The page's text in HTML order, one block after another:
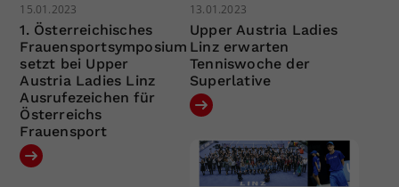
15.01.2023
1. Österreichisches
Frauensportsymposium
setzt bei Upper
Austria Ladies Linz
Ausrufezeichen für
Österreichs
Frauensport
13.01.2023
Upper Austria Ladies
Linz erwarten
Tenniswoche der
Superlative